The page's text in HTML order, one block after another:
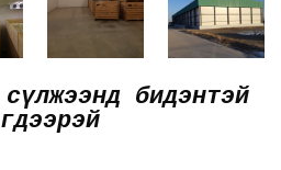
бидэнтэй